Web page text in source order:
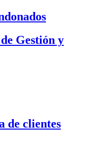
Gestión y
de clientes